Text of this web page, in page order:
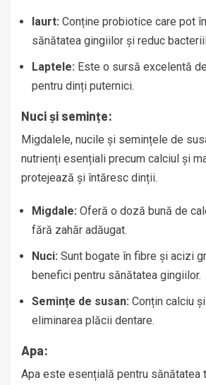
Iaurt: Conține probiotice care pot
sănătatea gingiilor și reduc
Laptele: Este o sursă excelentă
pentru dinți puternici.
Nuci și semințe:
Migdalele, nucile și semințele de
nutrienți esențiali precum calciul și
protejează și întăresc dinții.
Migdale: Oferă o doză bună de
fără zahăr adăugat.
Nuci: Sunt bogate în fibre și acizi
benefici pentru sănătatea gingiilor.
Semințe de susan: Conțin calciu
eliminarea plăcii dentare.
Apa:
Apa este esențială pentru sănătatea